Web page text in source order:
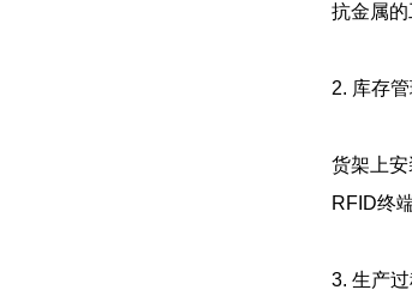
抗金属的
2. 库存
货架上
RFID终
3. 生产